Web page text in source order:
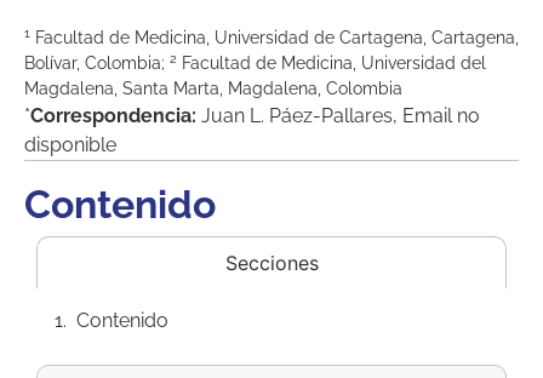
1
Facultad de Medicina, Universidad de Cartagena, Cartagena,
Bolívar, Colombia; 2 Facultad de Medicina, Universidad del
Magdalena, Santa Marta, Magdalena, Colombia
*Correspondencia: Juan L. Páez-Pallares, Email no
disponible
Contenido
Secciones
Contenido